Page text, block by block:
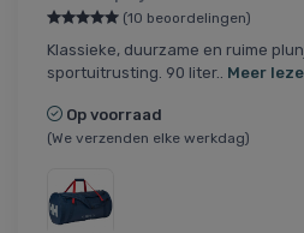
(10 beoordelingen)
Klassieke, duurzame en ruime
sportuitrusting. 90 liter.. Meer
Op voorraad
(We verzenden elke werkdag)